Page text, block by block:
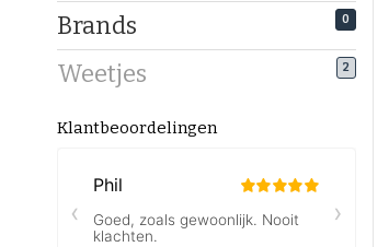
Brands 0
Weetjes 2
Klantbeoordelingen